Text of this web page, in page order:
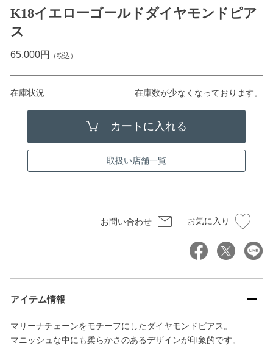
K18イエローゴールドダイヤモンドピア
ス
65,000円 （税込）
在庫状況 在庫数が少なくなっております。
取扱い店舗一覧
お問い合わせ お気に入り
アイテム情報
マリーナチェーンをモチーフにしたダイヤモンドピアス。
マニッシュな中にも柔らかさのあるデザインが印象的です。